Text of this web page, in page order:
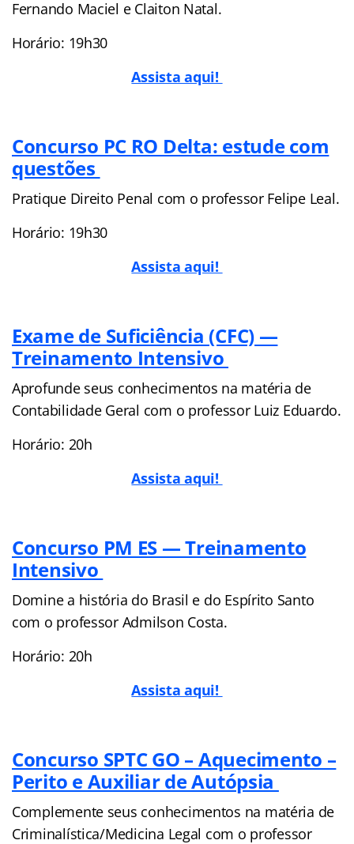
Fernando Maciel e Claiton Natal.
Horário: 19h30
Assista aqui!
Concurso PC RO Delta: estude com
questões
Pratique Direito Penal com o professor Felipe Leal.
Horário: 19h30
Assista aqui!
Exame de Suficiência (CFC) —
Treinamento Intensivo
Aprofunde seus conhecimentos na matéria de
Contabilidade Geral com o professor Luiz Eduardo.
Horário: 20h
Assista aqui!
Concurso PM ES — Treinamento
Intensivo
Domine a história do Brasil e do Espírito Santo
com o professor Admilson Costa.
Horário: 20h
Assista aqui!
Concurso SPTC GO – Aquecimento –
Perito e Auxiliar de Autópsia
Complemente seus conhecimentos na matéria de
Criminalística/Medicina Legal com o professor